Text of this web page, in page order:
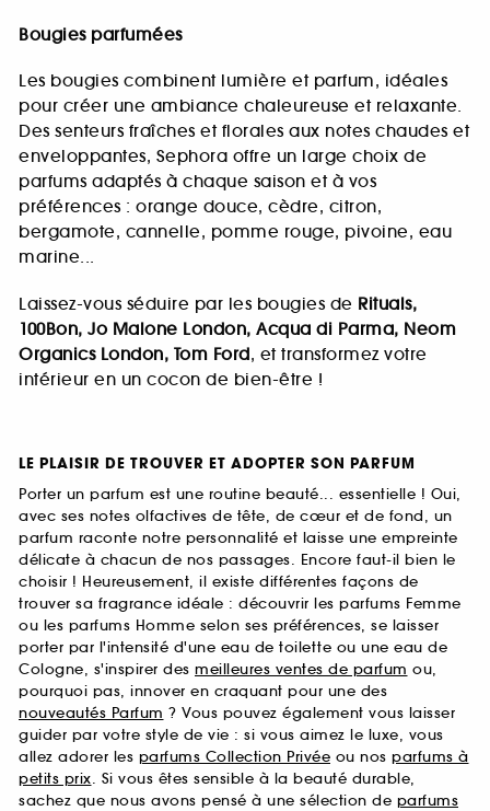
Bougies parfumées
Les bougies combinent lumière et parfum, idéales
pour créer une ambiance chaleureuse et relaxante.
Des senteurs fraîches et florales aux notes chaudes et
enveloppantes, Sephora offre un large choix de
parfums adaptés à chaque saison et à vos
préférences : orange douce, cèdre, citron,
bergamote, cannelle, pomme rouge, pivoine, eau
marine...
Laissez-vous séduire par les bougies de Rituals,
100Bon, Jo Malone London, Acqua di Parma, Neom
Organics London, Tom Ford, et transformez votre
intérieur en un cocon de bien-être !
LE PLAISIR DE TROUVER ET ADOPTER SON PARFUM
Porter un parfum est une routine beauté... essentielle ! Oui,
avec ses notes olfactives de tête, de cœur et de fond, un
parfum raconte notre personnalité et laisse une empreinte
délicate à chacun de nos passages. Encore faut-il bien le
choisir ! Heureusement, il existe différentes façons de
trouver sa fragrance idéale : découvrir les parfums Femme
ou les parfums Homme selon ses préférences, se laisser
porter par l'intensité d'une eau de toilette ou une eau de
Cologne, s'inspirer des meilleures ventes de parfum ou,
pourquoi pas, innover en craquant pour une des
nouveautés Parfum ? Vous pouvez également vous laisser
guider par votre style de vie : si vous aimez le luxe, vous
allez adorer les parfums Collection Privée ou nos parfums à
petits prix. Si vous êtes sensible à la beauté durable,
sachez que nous avons pensé à une sélection de parfums